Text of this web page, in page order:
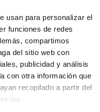
usan para personalizar el
funciones de redes
compartimos
del sitio web con
publicidad y análisis
con otra información que
recopilado a partir del
«mina urbana»
de recursos
parte del
de minería
derivada